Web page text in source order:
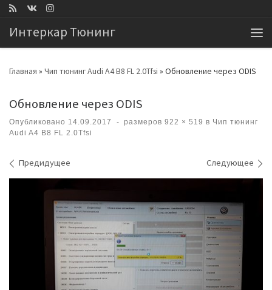
Интеркар Тюнинг
Главная » Чип тюнинг Audi A4 B8 FL 2.0Tfsi » Обновление через ODIS
Обновление через ODIS
Опубликовано 14.09.2017 - размеров 922 × 519 в Чип тюнинг
Audi A4 B8 FL 2.0Tfsi
Навигация по изображениям
Предидущее Следующее